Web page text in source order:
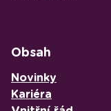
Obsah
Novinky
Kariéra